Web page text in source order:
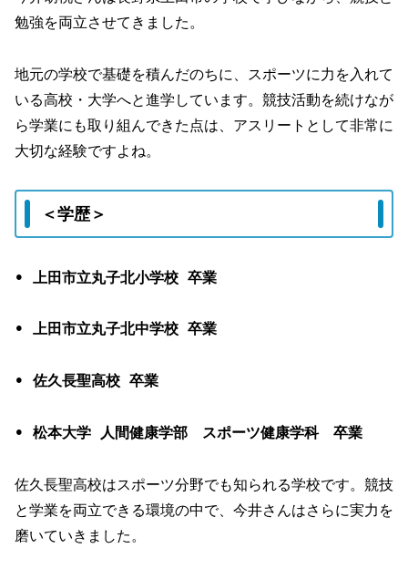
勉強を両立させてきました。
地元の学校で基礎を積んだのちに、スポーツに力を入れて
いる高校・大学へと進学しています。競技活動を続けなが
ら学業にも取り組んできた点は、アスリートとして非常に
大切な経験ですよね。
＜学歴＞
• 上田市立丸子北小学校 卒業
• 上田市立丸子北中学校 卒業
• 佐久長聖高校 卒業
• 松本大学 人間健康学部 スポーツ健康学科 卒業
佐久長聖高校はスポーツ分野でも知られる学校です。競技
と学業を両立できる環境の中で、今井さんはさらに実力を
磨いていきました。